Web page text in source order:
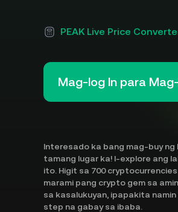
PEAK Live Price
Mag-log In para Mag-
Interesado ka bang mag-buy ng
tamang lugar ka! I-explore ang
ito. Higit sa 700
marami pang crypto gem sa
sa kasalukuyan, ipapakita
step na gabay sa ibaba.